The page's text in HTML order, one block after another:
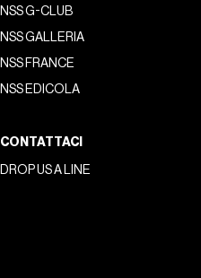
NSS G-CLUB
NSS GALLERIA
NSS FRANCE
NSS EDICOLA
CONTATTACI
DROP US A LINE